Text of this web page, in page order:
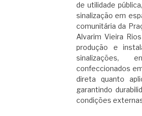
de utilidade
sinalização em
comunitária da
Alvarim Vieira
produção e
sinalizações,
confeccionados
direta quanto
garantindo
condições